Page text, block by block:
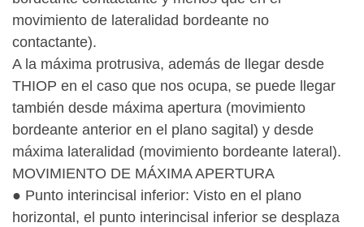
movimiento de lateralidad bordeante no
contactante).
A la máxima protrusiva, además de llegar desde
THIOP en el caso que nos ocupa, se puede llegar
también desde máxima apertura (movimiento
bordeante anterior en el plano sagital) y desde
máxima lateralidad (movimiento bordeante lateral).
MOVIMIENTO DE MÁXIMA APERTURA
● Punto interincisal inferior: Visto en el plano
horizontal, el punto interincisal inferior se desplaza